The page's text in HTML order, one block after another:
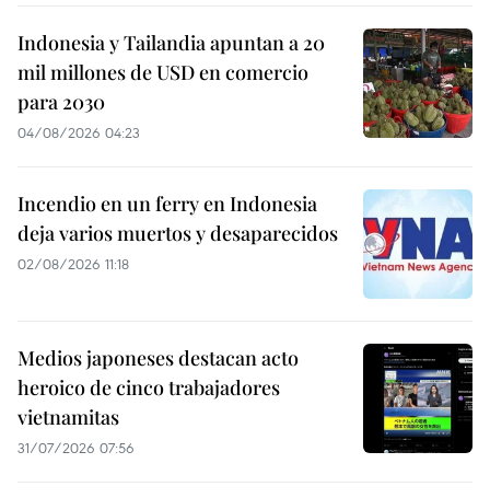
Indonesia y Tailandia apuntan a 20
mil millones de USD en comercio
para 2030
04/08/2026 04:23
Incendio en un ferry en Indonesia
deja varios muertos y desaparecidos
02/08/2026 11:18
Medios japoneses destacan acto
heroico de cinco trabajadores
vietnamitas
31/07/2026 07:56